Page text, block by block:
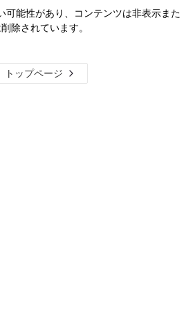
可能性があり、コンテンツは非表示また
除されています。
トップページ